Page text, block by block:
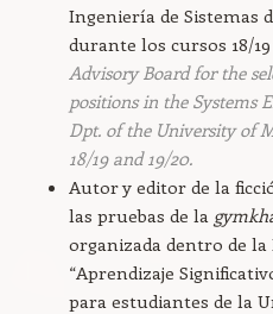
Ingeniería de Sistemas
durante los cursos 18/19
Advisory Board for the
positions in the Systems
Dpt. of the University of
18/19 and 19/20.
Autor y editor de la
las pruebas de la
organizada dentro de la
“Aprendizaje
para estudiantes de la